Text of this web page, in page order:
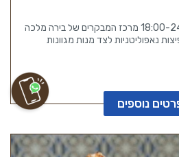
בכל יום חמישי בין השעות 18:00-24:00 מרכז המבקרים של בירה מלכה
נאפוליטניות לצד מנות מגוונות
נוספים